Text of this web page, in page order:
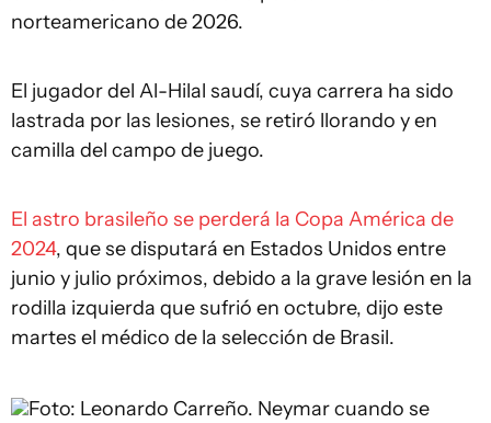
norteamericano de 2026.
El jugador del Al-Hilal saudí, cuya carrera ha sido
lastrada por las lesiones, se retiró llorando y en
camilla del campo de juego.
El astro brasileño se perderá la Copa América de
2024, que se disputará en Estados Unidos entre
junio y julio próximos, debido a la grave lesión en la
rodilla izquierda que sufrió en octubre, dijo este
martes el médico de la selección de Brasil.
Foto: Leonardo Carreño. Neymar cuando se